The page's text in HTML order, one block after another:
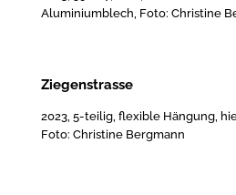
Aluminiumblech, Foto: Christine
Ziegenstrasse
2023, 5-teilig, flexible Hängung,
Foto: Christine Bergmann